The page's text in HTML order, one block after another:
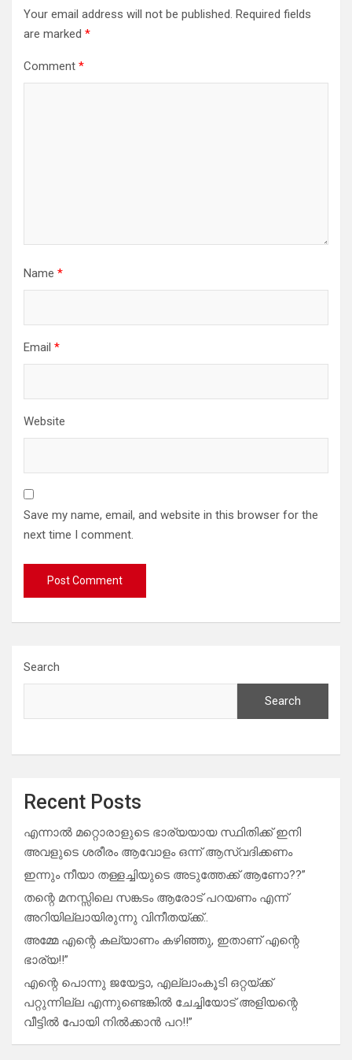
Your email address will not be published. Required fields
are marked *
Comment *
Name *
Email *
Website
Save my name, email, and website in this browser for the
next time I comment.
Search
Search
Recent Posts
എന്നാൽ മറ്റൊരാളുടെ ഭാര്യയായ സ്ഥിതിക്ക് ഇനി
അവളുടെ ശരീരം ആവോളം ഒന്ന് ആസ്വദിക്കണം
ഇന്നും നീയാ തള്ളച്ചിയുടെ അടുത്തേക്ക് ആണോ??”
തന്റെ മനസ്സിലെ സങ്കടം ആരോട് പറയണം എന്ന്
അറിയില്ലായിരുന്നു വിനീതയ്ക്ക്..
അമ്മേ എന്റെ കല്യാണം കഴിഞ്ഞു, ഇതാണ് എന്റെ
ഭാര്യ!!”
എന്റെ പൊന്നു ജയേട്ടാ, എല്ലാംകൂടി ഒറ്റയ്ക്ക്
പറ്റുന്നില്ല എന്നുണ്ടെങ്കിൽ ചേച്ചിയോട് അളിയന്റെ
വീട്ടിൽ പോയി നിൽക്കാൻ പറ!!”